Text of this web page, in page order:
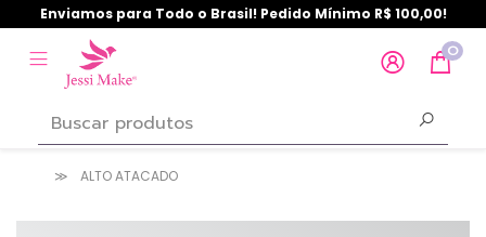
Enviamos para Todo o Brasil! Pedido Mínimo R$ 100,00!
0
ALTO ATACADO